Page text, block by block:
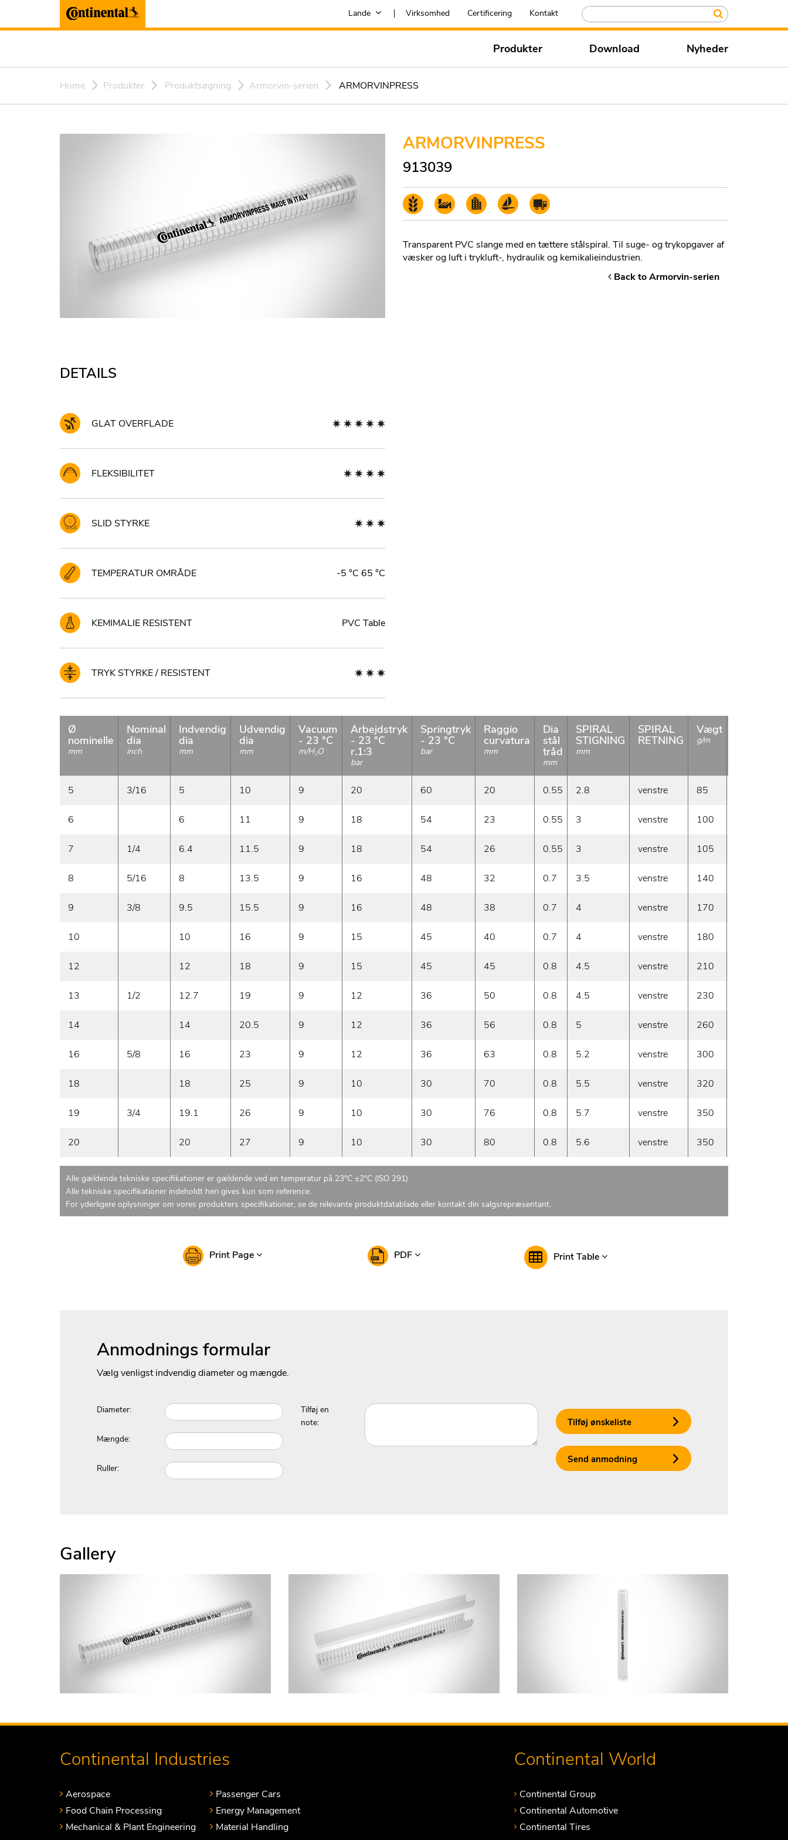
Lande Virksomhed Certificering Kontakt
Produkter Download Nyheder
Home Produkter Produktsøgning Armorvin-serien ARMORVINPRESS
ARMORVINPRESS
913039
Transparent PVC slange med en tættere stålspiral. Til suge- og trykopgaver af
væsker og luft i trykluft-, hydraulik og kemikalieindustrien.
Back to Armorvin-serien
DETAILS
GLAT OVERFLADE
FLEKSIBILITET
SLID STYRKE
TEMPERATUR OMRÅDE -5 °C 65 °C
KEMIMALIE RESISTENT PVC Table
TRYK STYRKE / RESISTENT
Ø
nominelle
mm
Nominal
dia
inch
Indvendig
dia
mm
Udvendig
dia
mm
Vacuum
- 23 °C
m/H2O
Arbejdstryk
- 23 °C
r.1:3
bar
Springtryk
- 23 °C
bar
Raggio
curvatura
mm
Dia
stål
tråd
mm
SPIRAL
STIGNING
mm
SPIRAL
RETNING
Vægt
g/m
5 3/16 5 10 9 20 60 20 0.55 2.8 venstre 85
6 6 11 9 18 54 23 0.55 3 venstre 100
7 1/4 6.4 11.5 9 18 54 26 0.55 3 venstre 105
8 5/16 8 13.5 9 16 48 32 0.7 3.5 venstre 140
9 3/8 9.5 15.5 9 16 48 38 0.7 4 venstre 170
10 10 16 9 15 45 40 0.7 4 venstre 180
12 12 18 9 15 45 45 0.8 4.5 venstre 210
13 1/2 12.7 19 9 12 36 50 0.8 4.5 venstre 230
14 14 20.5 9 12 36 56 0.8 5 venstre 260
16 5/8 16 23 9 12 36 63 0.8 5.2 venstre 300
18 18 25 9 10 30 70 0.8 5.5 venstre 320
19 3/4 19.1 26 9 10 30 76 0.8 5.7 venstre 350
20 20 27 9 10 30 80 0.8 5.6 venstre 350
Alle gældende tekniske specifikationer er gældende ved en temperatur på 23°C ±2°C (ISO 291)
Alle tekniske specifikationer indeholdt heri gives kun som reference.
For yderligere oplysninger om vores produkters specifikationer, se de relevante produktdatablade eller kontakt din salgsrepræsentant.
Print Page PDF Print Table
Anmodnings formular
Vælg venligst indvendig diameter og mængde.
Diameter:
Mængde:
Ruller:
Tilføj en
note:
Tilføj ønskeliste
Send anmodning
Gallery
Continental Industries
Aerospace
Food Chain Processing
Mechanical & Plant Engineering
Passenger Cars
Energy Management
Material Handling
Continental World
Continental Group
Continental Automotive
Continental Tires